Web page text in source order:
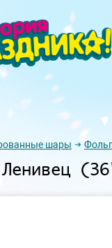
шары
Ленивец